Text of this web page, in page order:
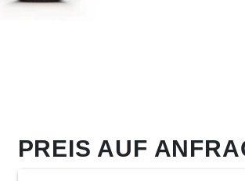
PREIS AUF